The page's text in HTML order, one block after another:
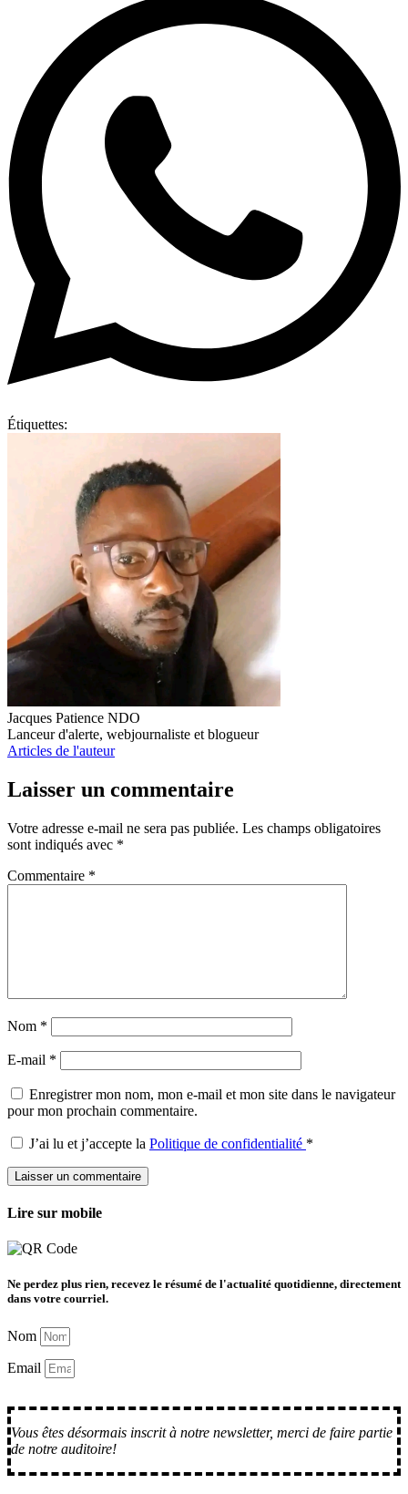
Étiquettes:
Jacques Patience NDO
Lanceur d'alerte, webjournaliste et blogueur
Articles de l'auteur
Laisser un commentaire
Votre adresse e-mail ne sera pas publiée. Les champs obligatoires
sont indiqués avec *
Commentaire *
Nom *
E-mail *
Enregistrer mon nom, mon e-mail et mon site dans le navigateur
pour mon prochain commentaire.
J’ai lu et j’accepte la Politique de confidentialité *
Lire sur mobile
Ne perdez plus rien, recevez le résumé de l'actualité quotidienne, directement
dans votre courriel.
Nom
Email
Vous êtes désormais inscrit à notre newsletter, merci de faire partie
de notre auditoire!